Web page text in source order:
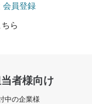
会員登録
ら
者様向け
中の企業様